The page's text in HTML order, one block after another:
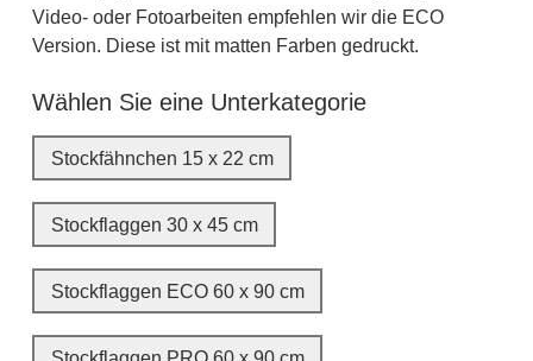
Video- oder Fotoarbeiten empfehlen wir die ECO
Version. Diese ist mit matten Farben gedruckt.
Wählen Sie eine Unterkategorie
Stockfähnchen 15 x 22 cm
Stockflaggen 30 x 45 cm
Stockflaggen ECO 60 x 90 cm